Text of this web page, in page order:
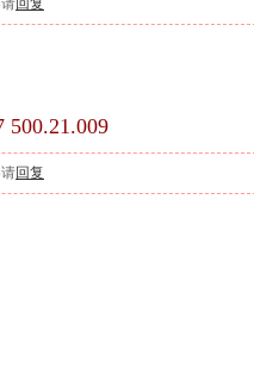
回复
500.21.009
回复